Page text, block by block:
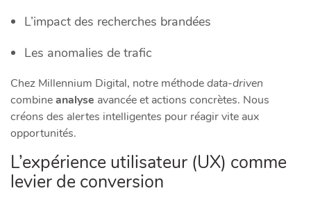
L’impact des recherches brandées
Les anomalies de trafic
Chez Millennium Digital, notre méthodedata-driven
combineanalyse avancée et actions concrètes. Nous
créons des alertes intelligentes pour réagir vite aux
opportunités.
L’expérience utilisateur (UX) comme
levier de conversion